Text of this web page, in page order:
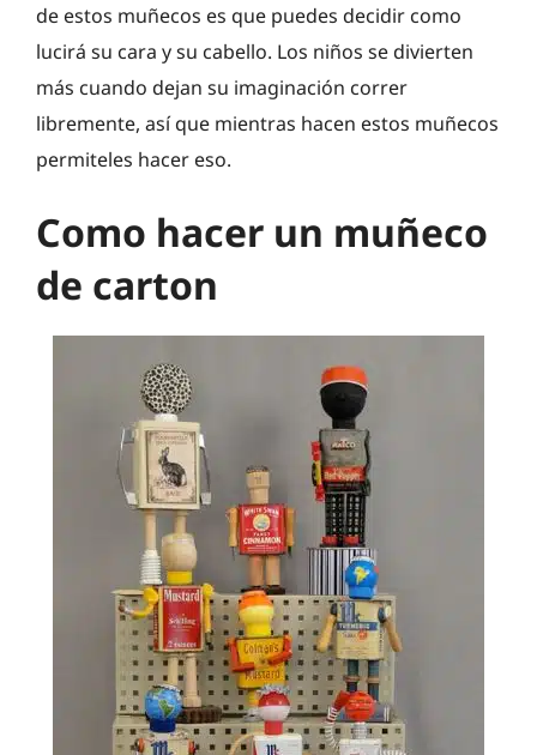
de estos muñecos es que puedes decidir como
lucirá su cara y su cabello. Los niños se divierten
más cuando dejan su imaginación correr
libremente, así que mientras hacen estos muñecos
permiteles hacer eso.
Como hacer un muñeco
de carton